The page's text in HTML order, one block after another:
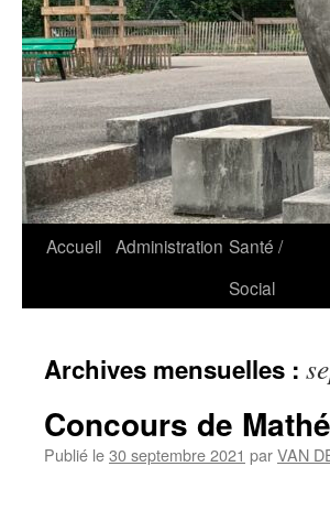
Accueil Administration Santé /
Social
Archives mensuelles :
Concours de
Publié le30 septembre 2021 parVAN